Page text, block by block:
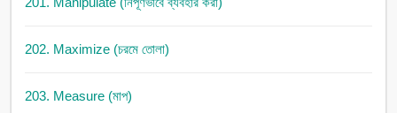
202. Maximize (চরমে তোলা)
203. Measure (মাপ)